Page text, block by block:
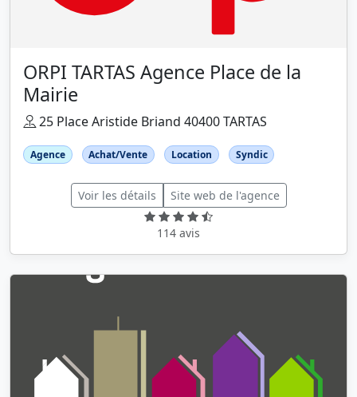
ORPI TARTAS Agence Place de la
Mairie
25 Place Aristide Briand 40400 TARTAS
Agence Achat/Vente Location Syndic
Voir les détails Site web de l'agence
114 avis